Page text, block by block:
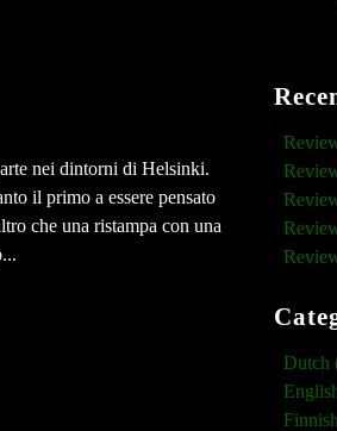
nei dintorni di Helsinki.
il primo a essere pensato
che una ristampa con una
Dutch